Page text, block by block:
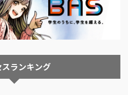
スランキング